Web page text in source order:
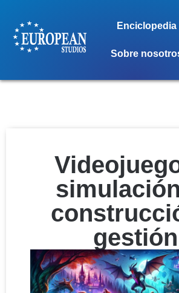
Enciclopedia
Sobre
gestión